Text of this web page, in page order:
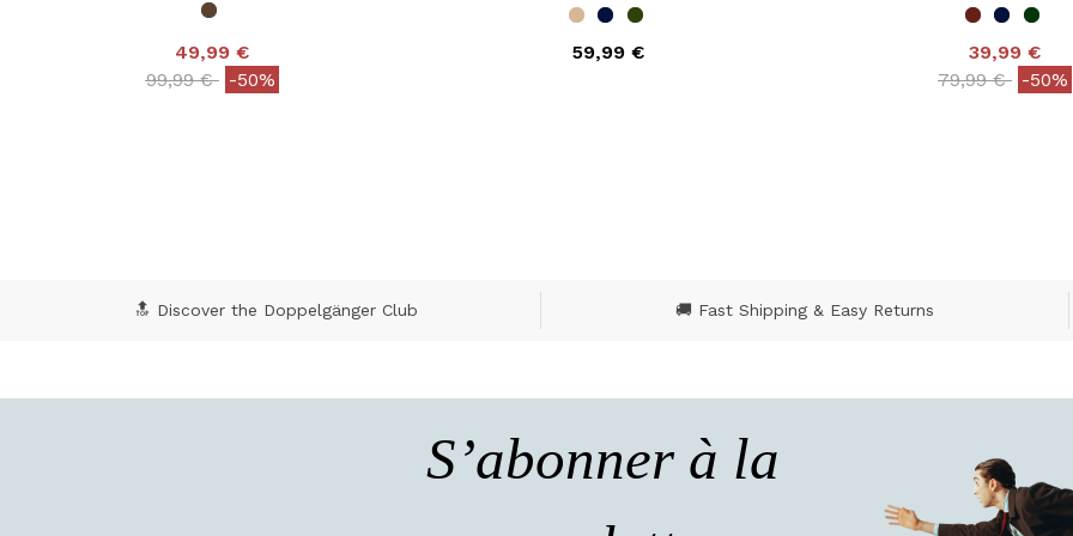
49,99 €
Price reduced from
99,99 €to-50%
59,99 €
39,99 €
Price reduced
79,99 €to-50%
🔝 Discover the Doppelgänger Club 🚚 Fast Shipping & Easy Returns
S’abonner à la